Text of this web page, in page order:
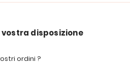
disposizione
ordini ?